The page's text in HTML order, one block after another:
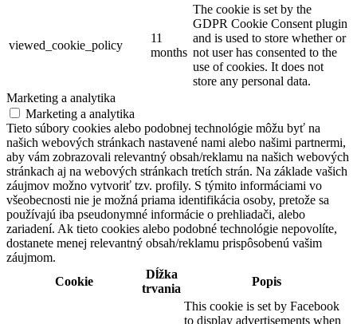
viewed_cookie_policy
11
months
The cookie is set by the
GDPR Cookie Consent plugin
and is used to store whether or
not user has consented to the
use of cookies. It does not
store any personal data.
Marketing a analytika
Marketing a analytika
Tieto súbory cookies alebo podobnej technológie môžu byť na
našich webových stránkach nastavené nami alebo našimi partnermi,
aby vám zobrazovali relevantný obsah/reklamu na našich webových
stránkach aj na webových stránkach tretích strán. Na základe vašich
záujmov možno vytvoriť tzv. profily. S týmito informáciami vo
všeobecnosti nie je možná priama identifikácia osoby, pretože sa
používajú iba pseudonymné informácie o prehliadači, alebo
zariadení. Ak tieto cookies alebo podobné technológie nepovolíte,
dostanete menej relevantný obsah/reklamu prispôsobenú vašim
záujmom.
Cookie
Dĺžka
trvania
Popis
This cookie is set by Facebook
to display advertisements when